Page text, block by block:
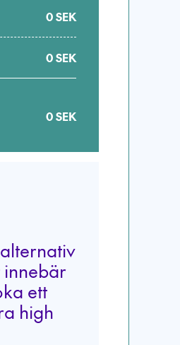
0SEK
0SEK
0SEK
ett
high